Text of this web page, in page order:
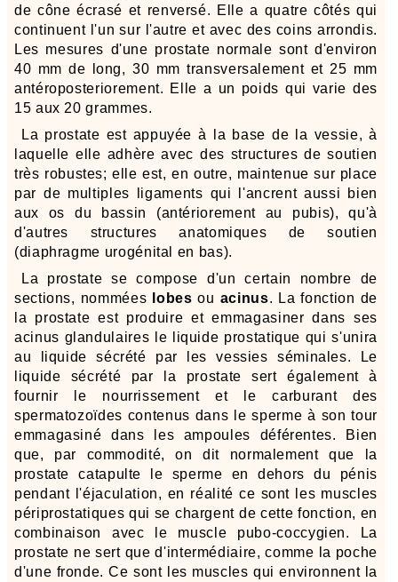
de cône écrasé et renversé. Elle a quatre côtés qui
continuent l'un sur l'autre et avec des coins arrondis.
Les mesures d'une prostate normale sont d'environ
40 mm de long, 30 mm transversalement et 25 mm
antéroposteriorement. Elle a un poids qui varie des
15 aux 20 grammes.
La prostate est appuyée à la base de la vessie, à
laquelle elle adhère avec des structures de soutien
très robustes; elle est, en outre, maintenue sur place
par de multiples ligaments qui l'ancrent aussi bien
aux os du bassin (antériorement au pubis), qu'à
d'autres structures anatomiques de soutien
(diaphragme urogénital en bas).
La prostate se compose d'un certain nombre de
sections, nommées
lobes ou acinus. La fonction de
la prostate est produire et emmagasiner dans ses
acinus glandulaires le liquide prostatique qui s'unira
au liquide sécrété par les vessies séminales. Le
liquide sécrété par la prostate sert également à
fournir le nourrissement et le carburant des
spermatozoïdes contenus dans le sperme à son tour
emmagasiné dans les ampoules déférentes. Bien
que, par commodité, on dit normalement que la
prostate catapulte le sperme en dehors du pénis
pendant l'éjaculation, en réalité ce sont les muscles
périprostatiques qui se chargent de cette fonction, en
combinaison avec le muscle pubo-coccygien. La
prostate ne sert que d'intermédiaire, comme la poche
d'une fronde. Ce sont les muscles qui environnent la